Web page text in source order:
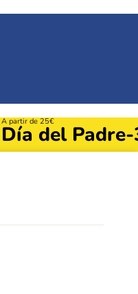
A partir de 25€
Día del Padre